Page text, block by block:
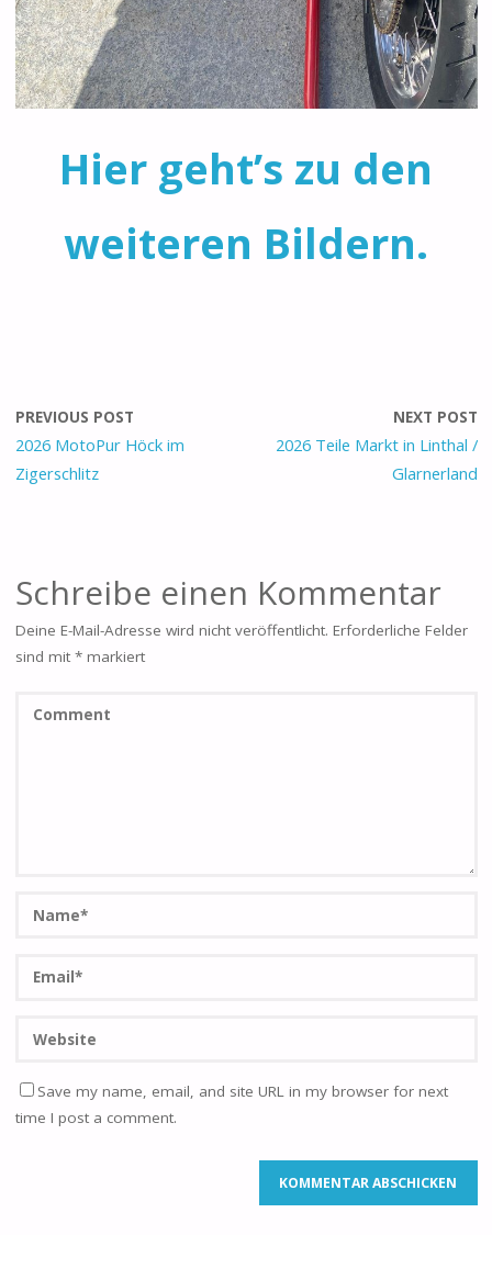
Hier geht’s zu den
weiteren Bildern.
PREVIOUS POST
2026 MotoPur Höck im
Zigerschlitz
NEXT POST
2026 Teile Markt in Linthal /
Glarnerland
Schreibe einen Kommentar
Deine E-Mail-Adresse wird nicht veröffentlicht. Erforderliche Felder
sind mit *markiert
Save my name, email, and site URL in my browser for next
time I post a comment.